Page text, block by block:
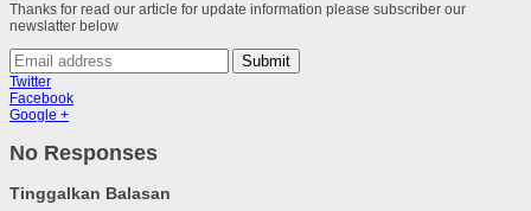
Thanks for read our article for update information please subscriber our
newslatter below
Submit
Twitter
Facebook
Google +
No Responses
Tinggalkan Balasan